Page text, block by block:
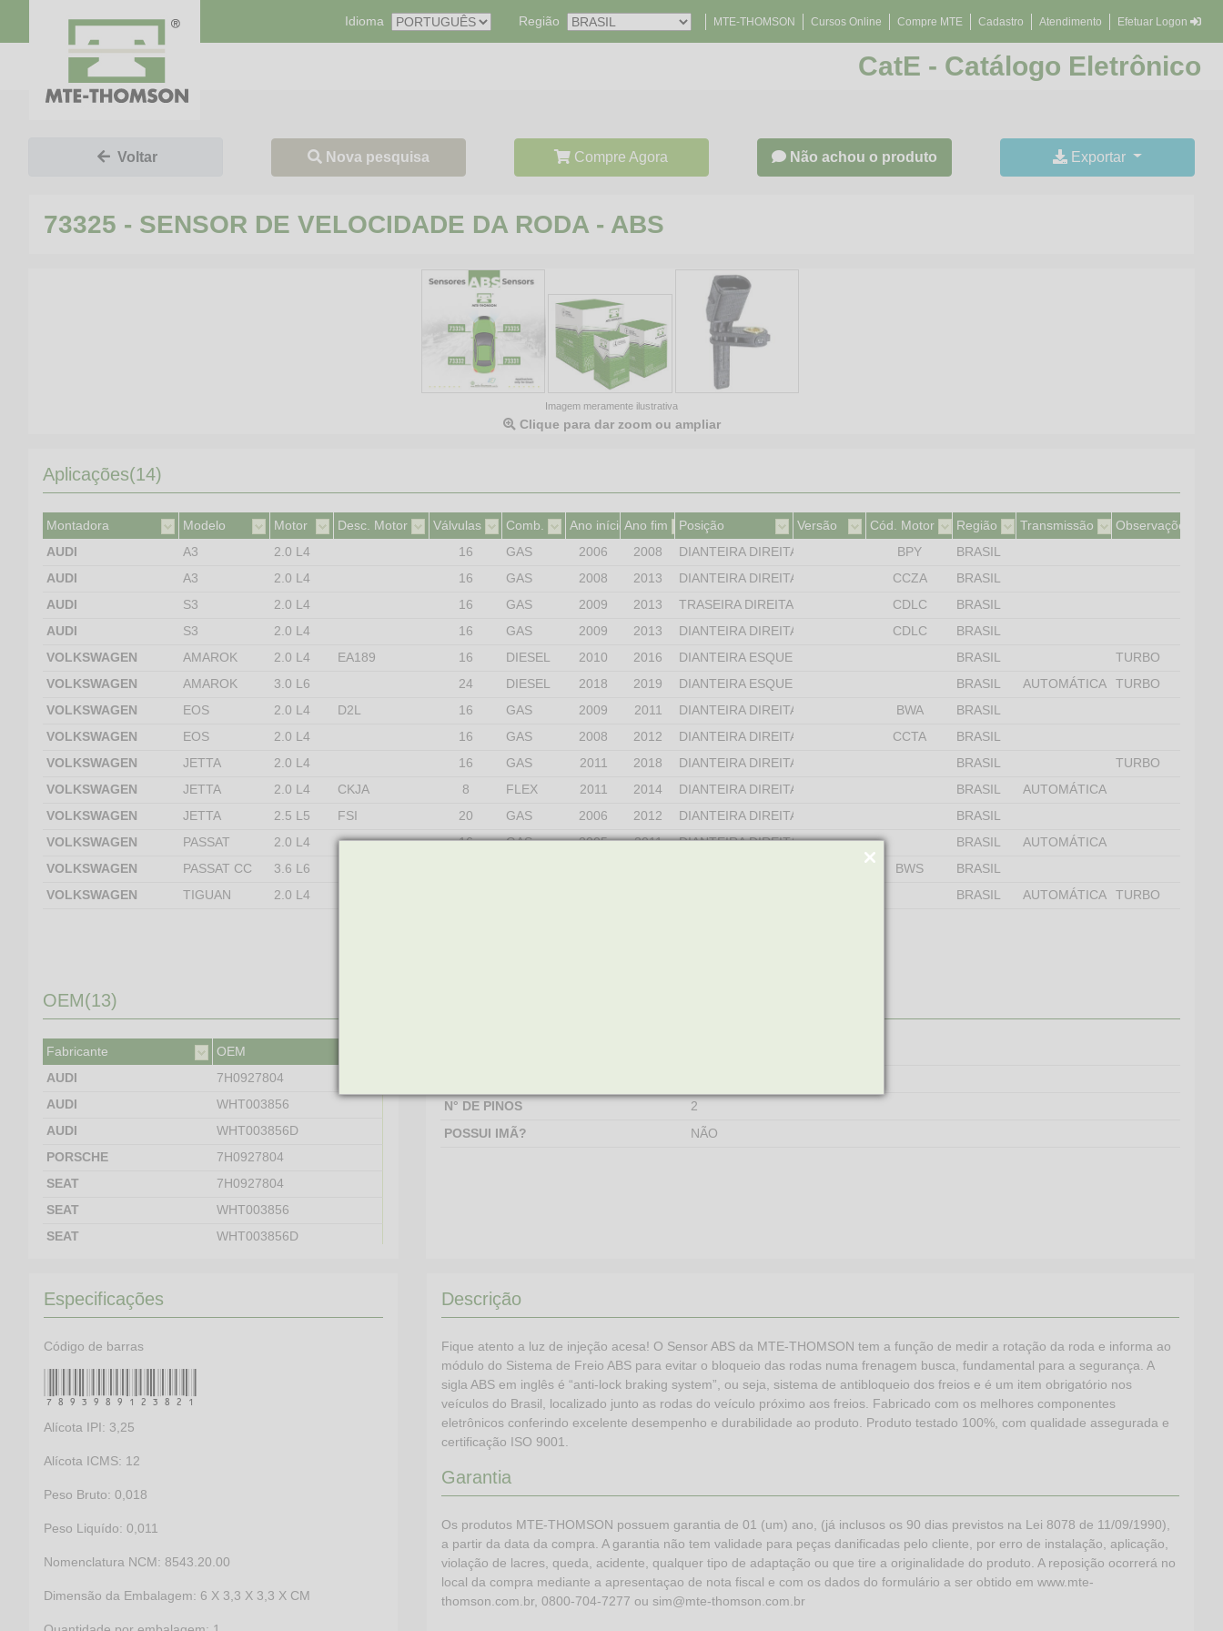
Idioma Região MTE-THOMSON Cursos Online Compre MTE Cadastro Atendimento Efetuar Logon
CatE - Catálogo Eletrônico
Voltar Nova pesquisa Compre Agora Não achou o produto Exportar
73325 - SENSOR DE VELOCIDADE DA RODA - ABS
Imagem meramente ilustrativa
Clique para dar zoom ou ampliar
Aplicações(14)
Montadora Modelo Motor Desc. Motor Válvulas Comb. Ano inícioAno fim Posição Versão Cód. Motor Região Transmissão
Observações
AUDI
A3 2.0 L4 16 GAS 2006 2008 DIANTEIRA DIREITA BPY
BRASIL
AUDI
A3 2.0 L4 16 GAS 2008 2013 DIANTEIRA DIREITA CCZA
BRASIL
AUDI
S3 2.0 L4 16 GAS 2009 2013 TRASEIRA DIREITA CDLC
BRASIL
AUDI
S3 2.0 L4 16 GAS 2009 2013 DIANTEIRA DIREITA CDLC
BRASIL
VOLKSWAGEN
AMAROK 2.0 L4 EA189 16 DIESEL 2010 2016 DIANTEIRA ESQUERDA BRASIL
TURBO
VOLKSWAGEN
AMAROK 3.0 L6 24 DIESEL 2018 2019 DIANTEIRA ESQUERDA BRASIL AUTOMÁTICA
TURBO
VOLKSWAGEN
EOS 2.0 L4 D2L 16 GAS 2009 2011 DIANTEIRA DIREITA BWA
BRASIL
VOLKSWAGEN
EOS 2.0 L4 16 GAS 2008 2012 DIANTEIRA DIREITA CCTA
BRASIL
VOLKSWAGEN
JETTA 2.0 L4 16 GAS 2011 2018 DIANTEIRA DIREITA BRASIL
TURBO
VOLKSWAGEN
JETTA 2.0 L4 CKJA 8 FLEX 2011 2014 DIANTEIRA DIREITA BRASIL
AUTOMÁTICA
VOLKSWAGEN
JETTA 2.5 L5 FSI 20 GAS 2006 2012 DIANTEIRA DIREITA
BRASIL
VOLKSWAGEN
PASSAT 2.0 L4 16 GAS 2005 2011 DIANTEIRA DIREITA BRASIL
AUTOMÁTICA
VOLKSWAGEN
PASSAT CC 3.6 L6 BWS
BRASIL
VOLKSWAGEN
TIGUAN 2.0 L4 BRASIL AUTOMÁTICA TURBO
OEM(13)
Fabricante
OEM
AUDI
7H0927804
AUDI
WHT003856
AUDI
WHT003856D
PORSCHE
7H0927804
SEAT
7H0927804
SEAT
WHT003856
SEAT
WHT003856D
SKODA
WHT003856D
VOLKSWAGEN
VOLKSWAGEN
VOLKSWAGEN
N° DE PINOS
2
POSSUI IMÃ?
NÃO
Especificações
Código de barras
7893989123821
Alícota IPI: 3,25
Alícota ICMS: 12
Peso Bruto: 0,018
Peso Liquído: 0,011
Nomenclatura NCM: 8543.20.00
Dimensão da Embalagem: 6 X 3,3 X 3,3 X CM
Descrição
Fique atento a luz de injeção acesa! O Sensor ABS da MTE-THOMSON tem a função de medir a rotação da roda e informa ao
módulo do Sistema de Freio ABS para evitar o bloqueio das rodas numa frenagem busca, fundamental para a segurança. A
sigla ABS em inglês é “anti-lock braking system”, ou seja, sistema de antibloqueio dos freios e é um item obrigatório nos
veículos do Brasil, localizado junto as rodas do veículo próximo aos freios. Fabricado com os melhores componentes
eletrônicos conferindo excelente desempenho e durabilidade ao produto. Produto testado 100%, com qualidade assegurada e
certificação ISO 9001.
Garantia
Os produtos MTE-THOMSON possuem garantia de 01 (um) ano, (já inclusos os 90 dias previstos na Lei 8078 de 11/09/1990),
a partir da data da compra. A garantia não tem validade para peças danificadas pelo cliente, por erro de instalação, aplicação,
violação de lacres, queda, acidente, qualquer tipo de adaptação ou que tire a originalidade do produto. A reposição ocorrerá no
local da compra mediante a apresentaçao de nota fiscal e com os dados do formulário a ser obtido em www.mte-
thomson.com.br, 0800-704-7277 ou sim@mte-thomson.com.br